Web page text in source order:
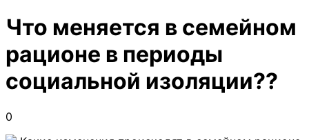
Что меняется в семейном
рационе в периоды
социальной изоляции??
0